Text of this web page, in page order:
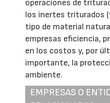
operaciones de
los inertes triturados
tipo de material
empresas eficiencia,
en los costos y, por
importante, la
ambiente.
EMPRESAS O